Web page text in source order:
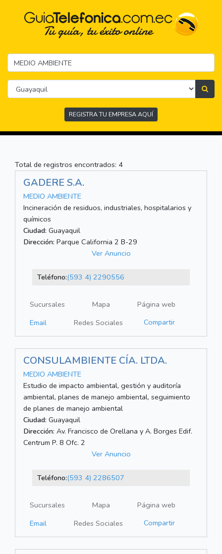
REGISTRA TU EMPRESA AQUÍ
Total de registros encontrados: 4
GADERE S.A.
MEDIO AMBIENTE
Incineración de residuos, industriales, hospitalarios y
químicos
Ciudad: Guayaquil
Dirección: Parque California 2 B-29
Ver Anuncio
Teléfono:(593 4) 2290556
Sucursales Mapa
Página web
Email
Redes Sociales Compartir
CONSULAMBIENTE CÍA. LTDA.
MEDIO AMBIENTE
Estudio de impacto ambiental, gestión y auditoría
ambiental, planes de manejo ambiental, seguimiento
de planes de manejo ambiental
Ciudad: Guayaquil
Dirección: Av. Francisco de Orellana y A. Borges Edif.
Centrum P. 8 Ofc. 2
Ver Anuncio
Teléfono:(593 4) 2286507
Sucursales Mapa
Página web
Email
Redes Sociales Compartir